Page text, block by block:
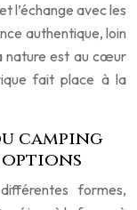
l’échange avec les
authentique, loin
nature est au cœur
fait place à la
camping
options
formes,